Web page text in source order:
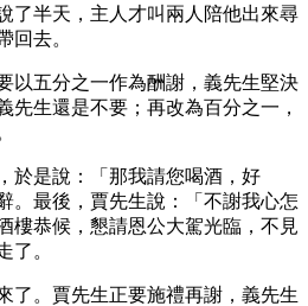
了半天，主人才叫兩人陪他出來尋
回去。
以五分之一作為酬謝，義先生堅決
先生還是不要；再改為百分之一，
於是說：「那我請您喝酒，好
。最後，賈先生說：「不謝我心怎
樓恭候，懇請恩公大駕光臨，不見
了。
了。賈先生正要施禮再謝，義先生